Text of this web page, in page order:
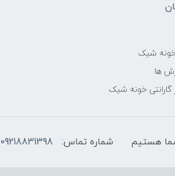
شیک
ها
گارانتی خونه شیک
شماره تماس: 09218831398